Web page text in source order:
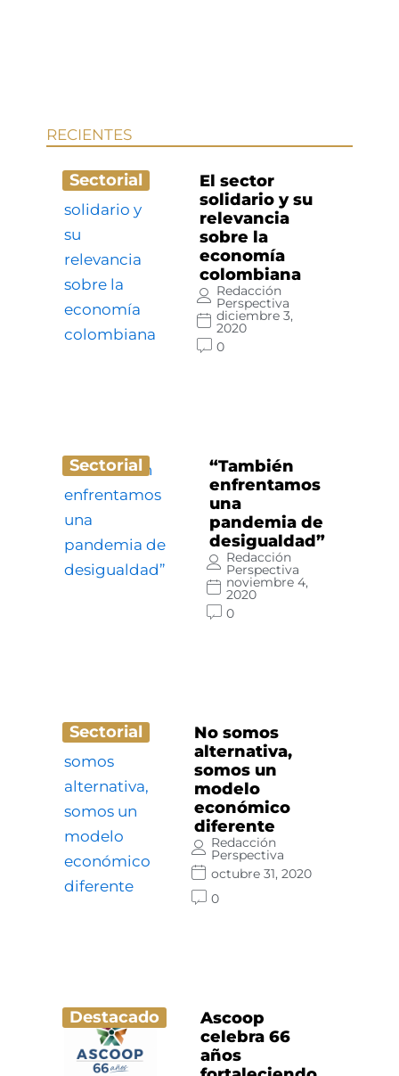
RECIENTES
Sectorial
El sector
solidario y su
relevancia
sobre la
economía
colombiana
Redacción
Perspectiva
diciembre 3,
2020
0
Sectorial
“También
enfrentamos
una
pandemia de
desigualdad”
Redacción
Perspectiva
noviembre 4,
2020
0
Sectorial
No somos
alternativa,
somos un
modelo
económico
diferente
Redacción
Perspectiva
octubre 31, 2020
0
Destacado
Ascoop
celebra 66
años